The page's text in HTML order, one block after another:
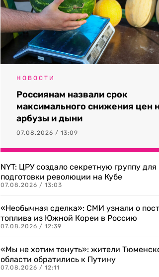
НОВОСТИ
Россиянам назвали срок
максимального снижения цен
арбузы и дыни
07.08.2026 / 13:09
NYT: ЦРУ создало секретную группу для
подготовки революции на Кубе
07.08.2026 / 13:03
«Необычная сделка»: СМИ узнали о
топлива из Южной Кореи в Россию
07.08.2026 / 12:39
«Мы не хотим тонуть»: жители
области обратились к Путину
07.08.2026 / 12:11